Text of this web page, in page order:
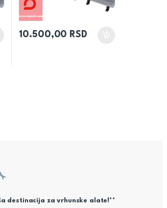
10.500,00 RSD
destinacija za vrhunske alate!**